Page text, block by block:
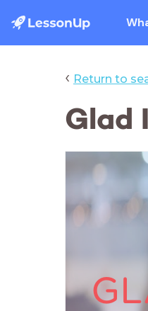
‹ Return to
Glad